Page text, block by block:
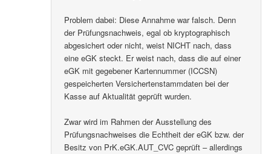
Problem dabei: Diese Annahme war falsch. Denn
der Prüfungsnachweis, egal ob kryptographisch
abgesichert oder nicht, weist NICHT nach, dass
eine eGK steckt. Er weist nach, dass die auf einer
eGK mit gegebener Kartennummer (ICCSN)
gespeicherten Versichertenstammdaten bei der
Kasse auf Aktualität geprüft wurden.
Zwar wird im Rahmen der Ausstellung des
Prüfungsnachweises die Echtheit der eGK bzw. der
Besitz von PrK.eGK.AUT_CVC geprüft – allerdings